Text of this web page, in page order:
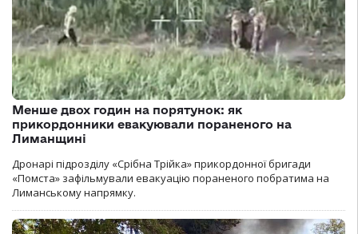
Менше двох годин на порятунок: як
прикордонники евакуювали пораненого на
Лиманщині
Дронарі підрозділу «Срібна Трійка» прикордонної бригади
«Помста» зафільмували евакуацію пораненого побратима на
Лиманському напрямку.